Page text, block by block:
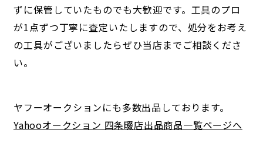
ずに保管していたものでも大歓迎です。工具のプロ
が1点ずつ丁寧に査定いたしますので、処分をお考え
の工具がございましたらぜひ当店までご相談くださ
い。
ヤフーオークションにも多数出品しております。
Yahooオークション 四条畷店出品商品一覧ページへ